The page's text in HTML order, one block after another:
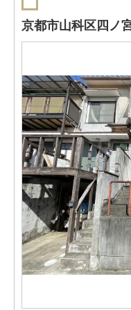
京都市山科区四ノ